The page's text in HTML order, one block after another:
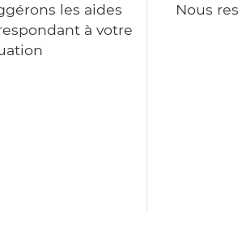
les aides
à votre
Nous